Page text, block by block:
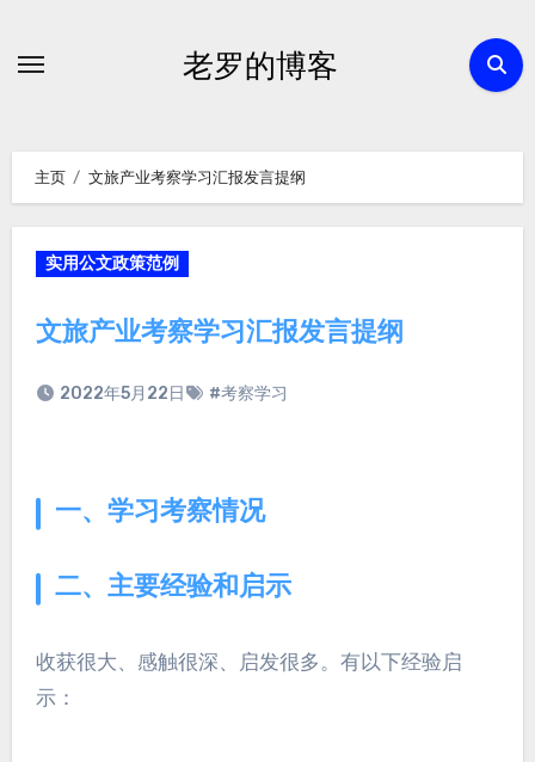
老罗的博客
主页 文旅产业考察学习汇报发言提纲
实用公文政策范例
文旅产业考察学习汇报发言提纲
2022年5月22日 #考察学习
一、学习考察情况
二、主要经验和启示
收获很大、感触很深、启发很多。有以下经验启
示：